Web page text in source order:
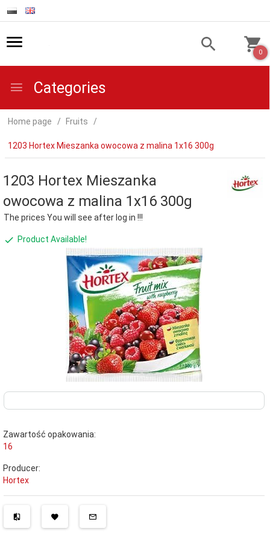
0
Categories
Home page Fruits
1203 Hortex Mieszanka owocowa z malina 1x16 300g
1203 Hortex Mieszanka
owocowa z malina 1x16 300g
The prices You will see after log in !!!
Product Available!
Zawartość opakowania:
16
Producer:
Hortex